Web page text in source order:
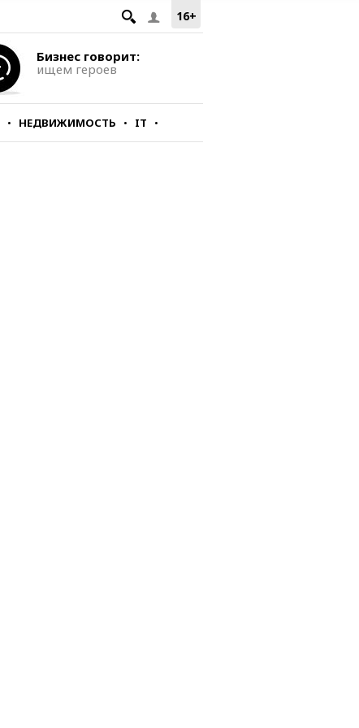
16+
Бизнес говорит:
ищем героев
НЕДВИЖИМОСТЬ IT